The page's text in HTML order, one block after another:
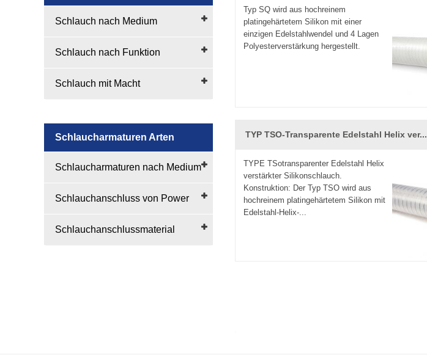
Schlauch nach Medium
Schlauch nach Funktion
Schlauch mit Macht
Schlaucharmaturen Arten
Schlaucharmaturen nach Medium
Schlauchanschluss von Power
Schlauchanschlussmaterial
Typ SQ wird aus hochreinem
platingehärtetem Silikon mit einer
einzigen Edelstahlwendel und 4 Lagen
Polyesterverstärkung hergestellt.
TYP TSO-Transparente Edelstahl Helix ver...
TYPE TSotransparenter Edelstahl Helix
verstärkter Silikonschlauch.
Konstruktion: Der Typ TSO wird aus
hochreinem platingehärtetem Silikon mit
Edelstahl-Helix-...